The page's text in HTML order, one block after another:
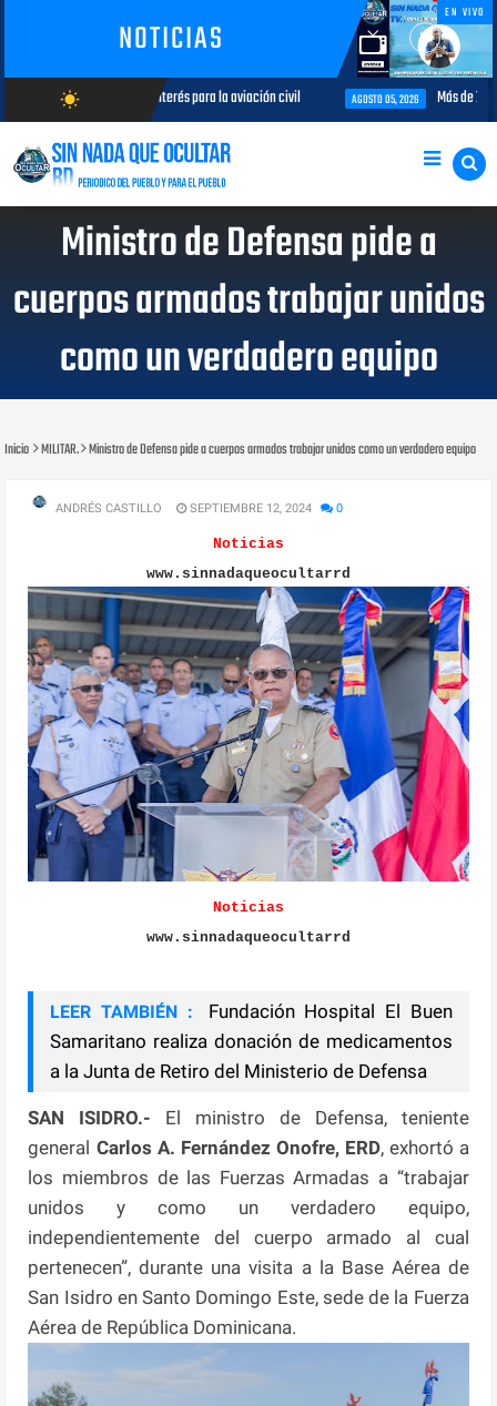
NOTICIAS
EN VIVO
wb_sunny
AGOSTO/6/2026
temas de interés para la aviación civil AGOSTO 05, 2026 Más de 7,7 millones de
Ministro de Defensa pide a
cuerpos armados trabajar unidos
como un verdadero equipo
Inicio MILITAR. Ministro de Defensa pide a cuerpos armados trabajar unidos como un verdadero equipo
ANDRÉS CASTILLO SEPTIEMBRE 12, 2024 0
Noticias
www.sinnadaqueocultarrd
Noticias
www.sinnadaqueocultarrd
LEER TAMBIÉN :
Fundación Hospital El Buen
Samaritano realiza donación de medicamentos
a la Junta de Retiro del Ministerio de Defensa
SAN ISIDRO.- El ministro de Defensa, teniente
general Carlos A. Fernández Onofre, ERD, exhortó a
los miembros de las Fuerzas Armadas a “trabajar
unidos y como un verdadero equipo,
independientemente del cuerpo armado al cual
pertenecen”, durante una visita a la Base Aérea de
San Isidro en Santo Domingo Este, sede de la Fuerza
Aérea de República Dominicana.